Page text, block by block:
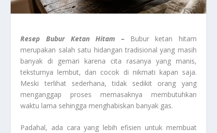
Resep Bubur Ketan Hitam – Bubur ketan hitam
merupakan salah satu hidangan tradisional yang masih
banyak di gemari karena cita rasanya yang manis,
teksturnya lembut, dan cocok di nikmati kapan saja.
Meski terlihat sederhana, tidak sedikit orang yang
menganggap proses memasaknya membutuhkan
waktu lama sehingga menghabiskan banyak gas.
Padahal, ada cara yang lebih efisien untuk membuat